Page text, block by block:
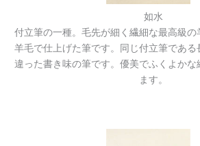
如水
付立筆の一種。毛先が細く繊細な最高級
羊毛で仕上げた筆です。同じ付立筆である
違った書き味の筆です。優美でふくよか
ます。